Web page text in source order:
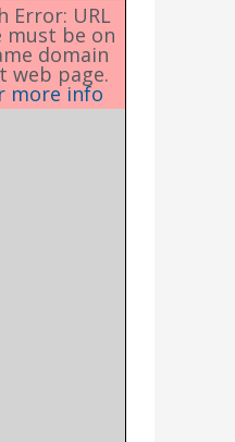
Error: URL
must be on
domain
web page.
more info